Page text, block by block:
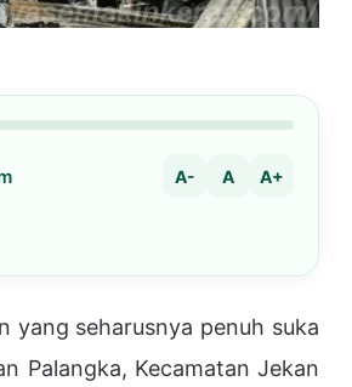
A- A A+
yang seharusnya penuh suka
Palangka, Kecamatan Jekan